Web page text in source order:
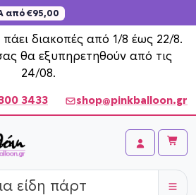
από €95,00
διακοπές από 1/8 έως 22/8.
θα εξυπηρετηθούν από τις
24/08.
3433 shop@pinkballoon.gr
Account
Cart